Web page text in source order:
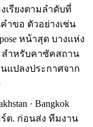
เรียงตามลำดับที่
ำขอ ตัวอย่างเช่น
หน้าสุด บางแห่ง
สำหรับคาซัคสถาน
นแปลงประกาศจาก
· Bangkok
ต. ก่อนส่ง ทีมงาน